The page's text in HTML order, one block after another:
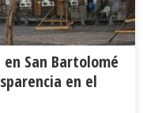
San Bartolomé
en el